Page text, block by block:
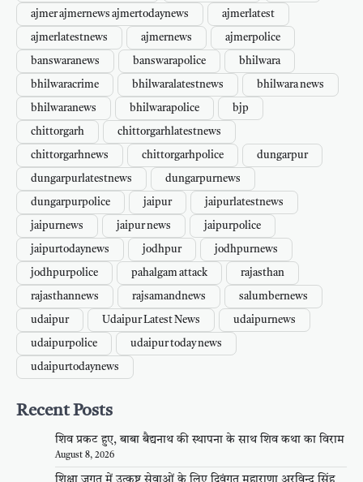
ajmer ajmernews ajmertodaynews ajmerlatest
ajmerlatestnews ajmernews ajmerpolice
banswaranews banswarapolice bhilwara
bhilwaracrime bhilwaralatestnews bhilwara news
bhilwaranews bhilwarapolice bjp
chittorgarh chittorgarhlatestnews
chittorgarhnews chittorgarhpolice dungarpur
dungarpurlatestnews dungarpurnews
dungarpurpolice jaipur jaipurlatestnews
jaipurnews jaipur news jaipurpolice
jaipurtodaynews jodhpur jodhpurnews
jodhpurpolice pahalgam attack rajasthan
rajasthannews rajsamandnews salumbernews
udaipur Udaipur Latest News udaipurnews
udaipurpolice udaipur today news
udaipurtodaynews
Recent Posts
शिव प्रकट हुए, बाबा बैद्यनाथ की स्थापना के साथ शिव कथा का विराम
August 8, 2026
शिक्षा जगत में उत्कृष्ट सेवाओं के लिए दिवंगत महाराणा अरविन्द सिंह